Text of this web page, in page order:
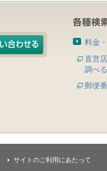
料金
直営
調べる
郵便
サイトのご利用にあたって